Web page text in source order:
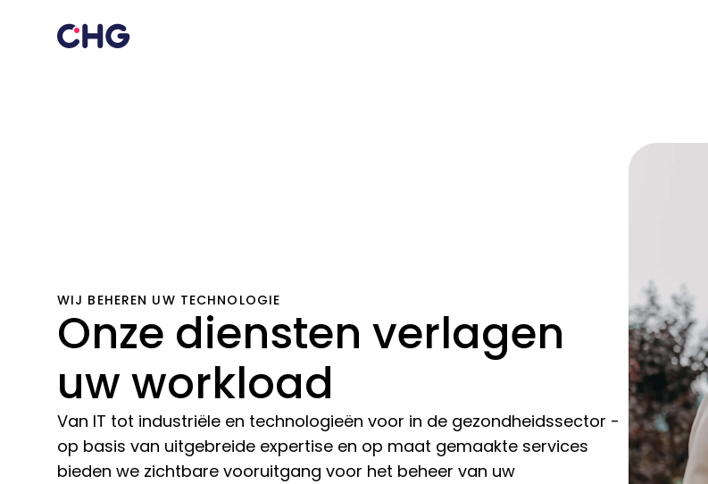
WIJ BEHEREN UW TECHNOLOGIE
Onze diensten verlagen
uw workload
Van IT tot industriële en technologieën voor in de gezondheidssector -
op basis van uitgebreide expertise en op maat gemaakte services
bieden we zichtbare vooruitgang voor het beheer van uw